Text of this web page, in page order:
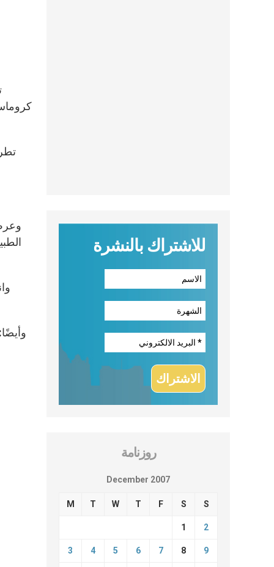
للاشتراك بالنشرة
روزنامة
December 2007
M T W T F S S
1 2
3 4 5 6 7 8 9